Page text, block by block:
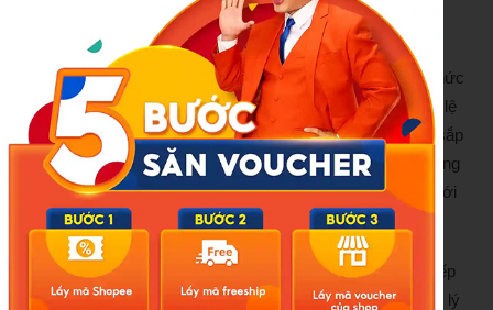
chính quyền địa phương hai cấp.
Sau khi kết thúc hoạt động của Thanh tra Bộ, cơ cấu tổ chức
của bộ giảm 6 tổ chức hành chính so với năm 2024, đạt tỉ lệ
30%. Các đơn vị sự nghiệp công lập trực thuộc bộ được sắp
xếp, tinh gọn còn 65 đơn vị; số người làm việc hưởng lương
từ ngân sách nhà nước là 21.096 người, giảm 12,3% so với
năm 2021, tương đương với khoảng 3.000 người.
Thời gian tới, Bộ GDĐT cho biết, tiếp tục sáp nhập, sắp xếp
hệ thống đại học, cao đẳng sư phạm, chủ trương chỉ quản lý